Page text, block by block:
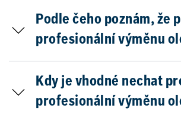
Podle čeho poznám, že
profesionální výměnu
Kdy je vhodné nechat
profesionální výměnu